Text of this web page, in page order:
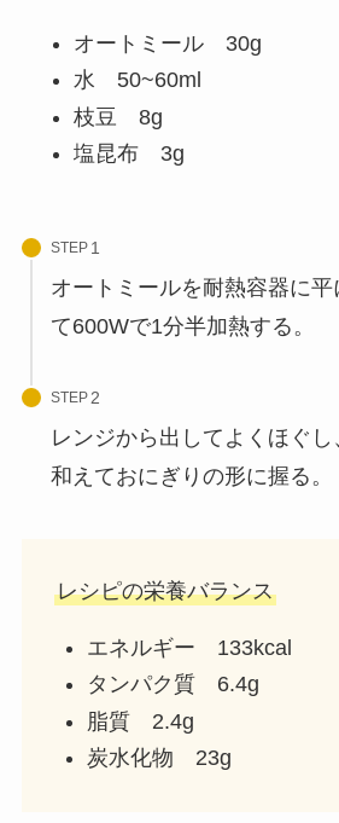
オートミール 30g
水 50~60ml
枝豆 8g
塩昆布 3g
STEP
オートミールを耐熱容器に平
て600Wで1分半加熱する。
STEP
レンジから出してよくほぐ
和えておにぎりの形に握る。
レシピの栄養バランス
エネルギー 133kcal
タンパク質 6.4g
脂質 2.4g
炭水化物 23g